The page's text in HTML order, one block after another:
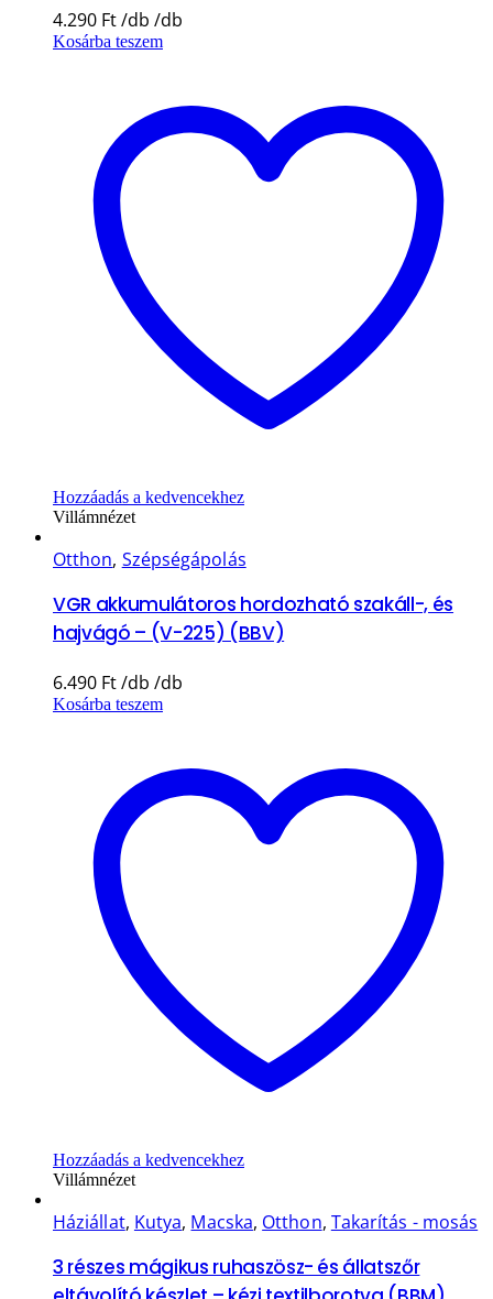
4.290 Ft
Kosárba teszem
Hozzáadás a kedvencekhez
Villámnézet
Otthon, Szépségápolás
VGR akkumulátoros hordozható szakáll-, és
hajvágó – (V-225) (BBV)
6.490 Ft
Kosárba teszem
Hozzáadás a kedvencekhez
Villámnézet
Háziállat, Kutya, Macska, Otthon, Takarítás - mosás
3 részes mágikus ruhaszösz- és állatszőr